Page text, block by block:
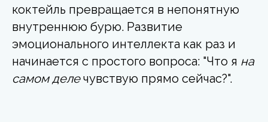
коктейль превращается в непонятную
внутреннюю бурю. Развитие
эмоционального интеллекта как раз и
начинается с простого вопроса: "Что я на
самом делечувствую прямо сейчас?".